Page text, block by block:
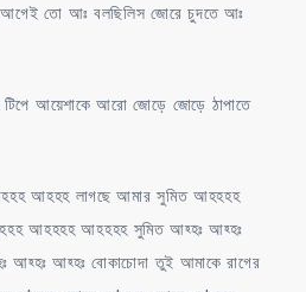
তো আঃ বলছিলিস জোরে চুদতে আঃ
আয়েশাকে আরো জোড়ে জোড়ে ঠাপাতে
আহহহ লাগছে আমার সুমিত আহহহহ
আহহহহ আহহহহ সুমিত আহ্হঃ আহ্হঃ
আহ্হঃ বোকাচোদা তুই আমাকে রাগের